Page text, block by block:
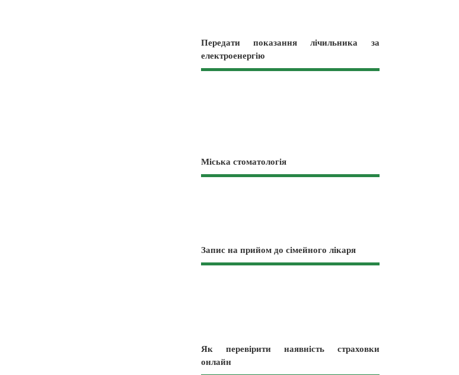
Передати показання лічильника за
електроенергію
Міська стоматологія
Запис на прийом до сімейного лікаря
Як перевірити наявність страховки
онлайн